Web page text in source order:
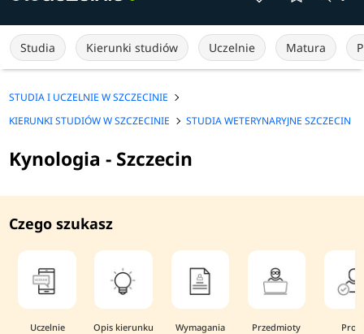
Studia Kierunki studiów Uczelnie Matura
STUDIA I UCZELNIE W SZCZECINIE
KIERUNKI STUDIÓW W SZCZECINIE
STUDIA WETERYNARYJNE SZCZECIN
Kynologia - Szczecin
Czego szukasz
Uczelnie Opis kierunku Wymagania
Przedmioty